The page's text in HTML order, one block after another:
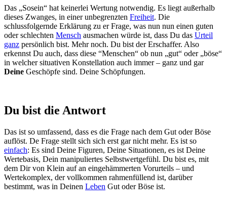
Das „Sosein“ hat keinerlei Wertung notwendig. Es liegt außerhalb
dieses Zwanges, in einer unbegrenzten Freiheit. Die
schlussfolgernde Erklärung zu er Frage, was nun nun einen guten
oder schlechten Mensch ausmachen würde ist, dass Du das Urteil
ganz persönlich bist. Mehr noch. Du bist der Erschaffer. Also
erkennst Du auch, dass diese “Menschen“ ob nun „gut“ oder „böse“
in welcher situativen Konstellation auch immer – ganz und gar
Deine Geschöpfe sind. Deine Schöpfungen.
Du bist die Antwort
Das ist so umfassend, dass es die Frage nach dem Gut oder Böse
auflöst. De Frage stellt sich sich erst gar nicht mehr. Es ist so
einfach: Es sind Deine Figuren, Deine Situationen, es ist Deine
Wertebasis, Dein manipuliertes Selbstwertgefühl. Du bist es, mit
dem Dir von Klein auf an eingehämmerten Vorurteils – und
Wertekomplex, der vollkommen rahmenfüllend ist, darüber
bestimmt, was in Deinen Leben Gut oder Böse ist.